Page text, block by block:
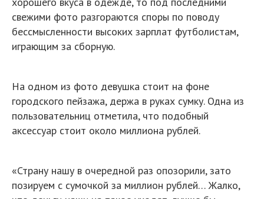
свежими фото разгораются споры по поводу
бессмысленности высоких зарплат футболистам,
играющим за сборную.
На одном из фото девушка стоит на фоне
городского пейзажа, держа в руках сумку. Одна из
пользовательниц отметила, что подобный
аксессуар стоит около миллиона рублей.
«Страну нашу в очередной раз опозорили, зато
позируем с сумочкой за миллион рублей… Жалко,